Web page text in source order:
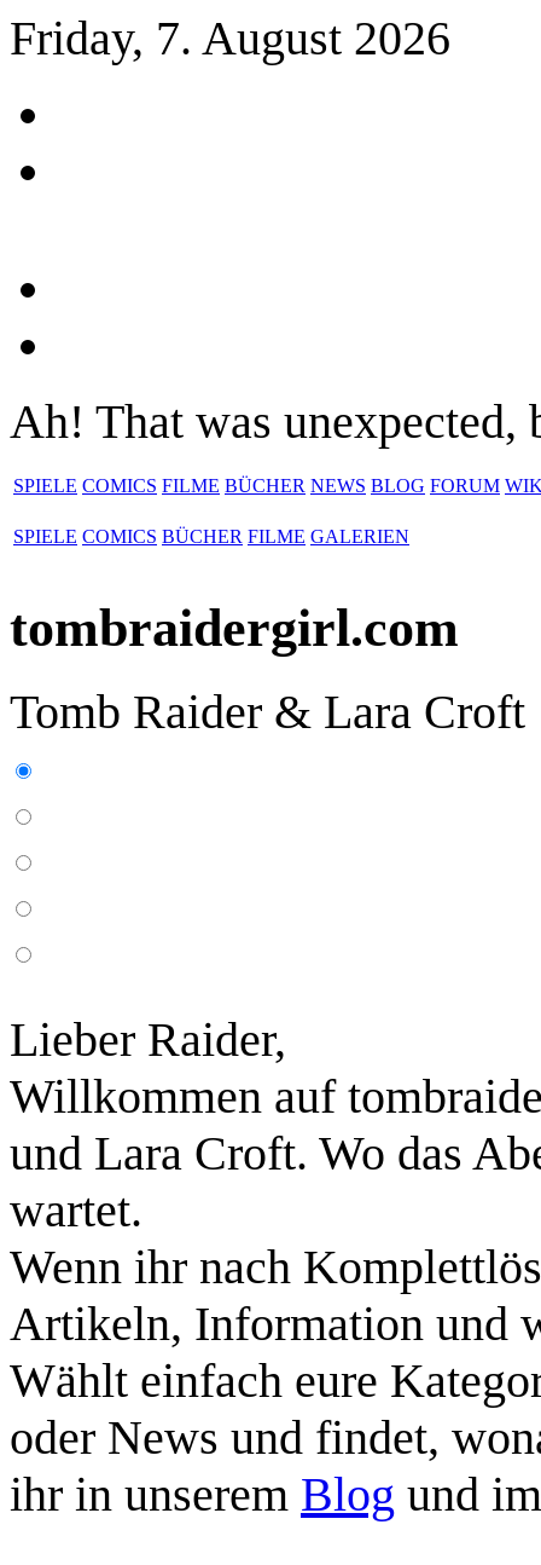
Friday, 7. August 2026
Ah! That was
SPIELE COMICS FILME BÜCHER NEWS BLOG FORUM
SPIELE COMICS BÜCHER FILME GALERIEN
tombraidergirl.com
Tomb Raider & Lara Croft
Lieber Raider,
Willkommen auf
und Lara Croft. Wo das
wartet.
Wenn ihr nach
Artikeln, Information und
Wählt einfach eure
oder News und findet,
ihr in unserem Blog und